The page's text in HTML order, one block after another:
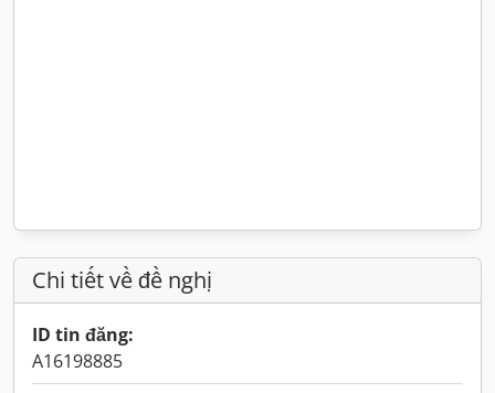
Chi tiết về đề nghị
ID tin đăng:
A16198885